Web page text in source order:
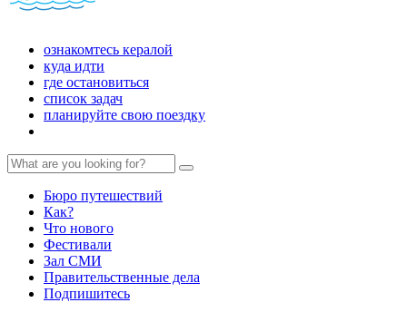
ознакомтесь кералой
куда идти
где остановиться
список задач
планируйте свою поездку
Бюро путешествий
Как?
Что нового
Фестивали
Зал СМИ
Правительственные дела
Подпишитесь